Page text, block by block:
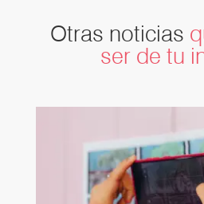
Otras noticias
ser de tu